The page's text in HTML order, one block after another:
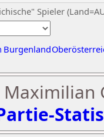
Spieler
Burgenland